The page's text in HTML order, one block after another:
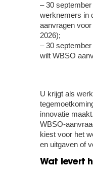
– 30
werknemers in
aanvragen
2026);
– 30
wilt WBSO
U krijgt als
innovatie
WBSO-
kiest voor het
en uitgaven of
Wat levert